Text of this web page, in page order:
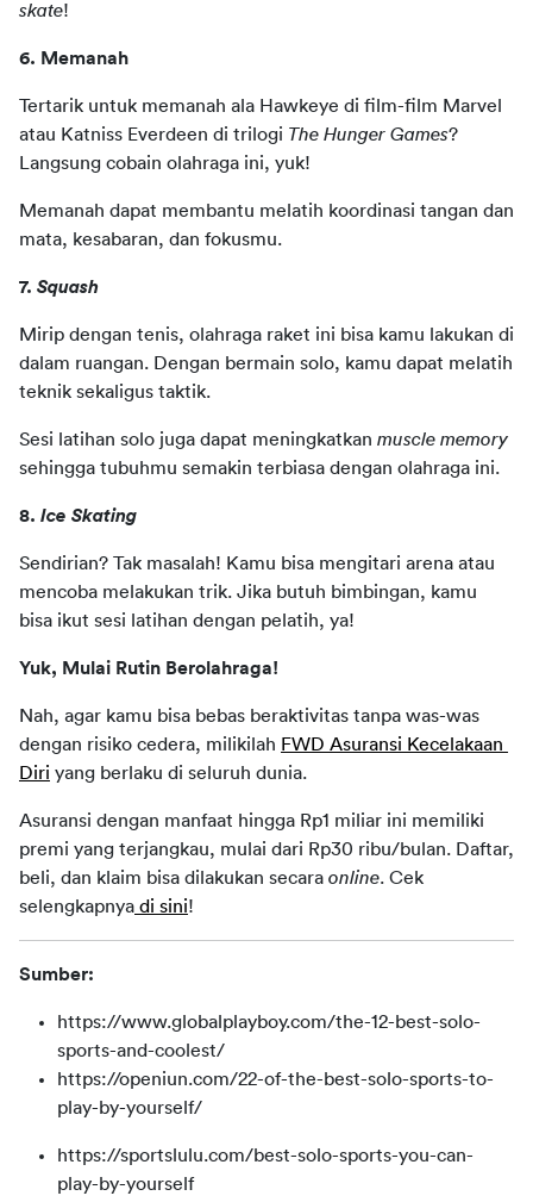
skate!
6. Memanah
Tertarik untuk memanah ala Hawkeye di film-film Marvel
atau Katniss Everdeen di trilogi The Hunger Games?
Langsung cobain olahraga ini, yuk!
Memanah dapat membantu melatih koordinasi tangan dan
mata, kesabaran, dan fokusmu.
7. Squash
Mirip dengan tenis, olahraga raket ini bisa kamu lakukan di
dalam ruangan. Dengan bermain solo, kamu dapat melatih
teknik sekaligus taktik.
Sesi latihan solo juga dapat meningkatkan
sehingga tubuhmu semakin terbiasa dengan olahraga ini.
8. Ice Skating
Sendirian? Tak masalah! Kamu bisa mengitari arena atau
mencoba melakukan trik. Jika butuh bimbingan, kamu
bisa ikut sesi latihan dengan pelatih, ya!
Yuk, Mulai Rutin Berolahraga!
Nah, agar kamu bisa bebas beraktivitas tanpa was-was
dengan risiko cedera, milikilah FWD Asuransi Kecelakaan
Diri yang berlaku di seluruh dunia.
Asuransi dengan manfaat hingga Rp1 miliar ini memiliki
premi yang terjangkau, mulai dari Rp30 ribu/bulan. Daftar,
beli, dan klaim bisa dilakukan secara online. Cek
selengkapnya di sini!
Sumber:
https://www.globalplayboy.com/the-12-best-solo-
sports-and-coolest/
https://openiun.com/22-of-the-best-solo-sports-to-
play-by-yourself/
https://sportslulu.com/best-solo-sports-you-can-
play-by-yourself